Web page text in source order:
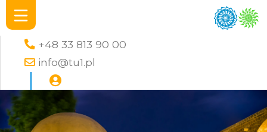
+48 33 813 90 00
info@tu1.pl